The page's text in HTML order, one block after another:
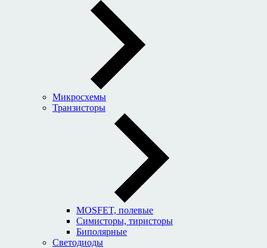
Микросхемы
Транзисторы
MOSFET, полевые
Симисторы, тиристоры
Биполярные
Светодиоды